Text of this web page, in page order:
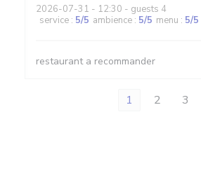
2026-07-31 - 12:30 - guests 4
service : 5/5 ambience : 5/5 menu : 5/5
restaurant a recommander
1 2 3